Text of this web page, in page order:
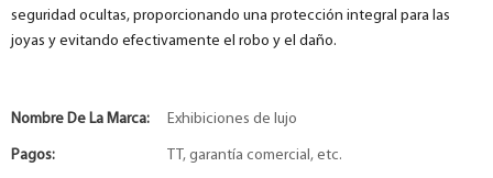
seguridad ocultas, proporcionando una protección integral para las
joyas y evitando efectivamente el robo y el daño.
Nombre De La Marca: Exhibiciones de lujo
Pagos: TT, garantía comercial, etc.